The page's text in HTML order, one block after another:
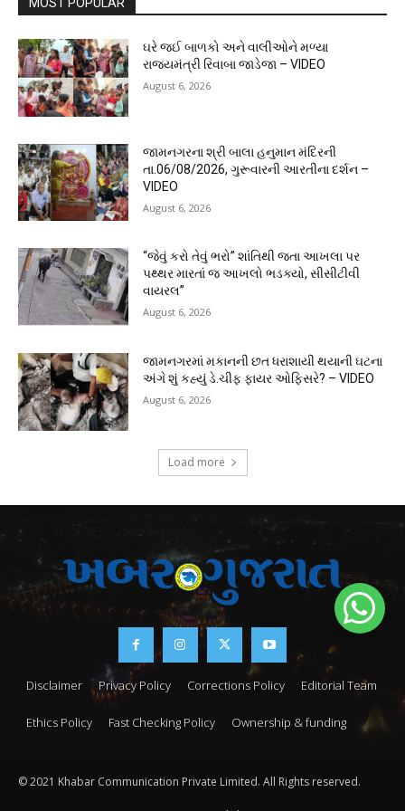
ઘરે જઈ બાળકો અને વાલીઓને મળ્યા
રાજ્યમંત્રી રિવાબા જાડેજા – VIDEO
August 6, 2026
જામનગરના શ્રી બાલા હનુમાન મંદિરની
તા.06/08/2026, ગુરૂવારની આરતીના દર્શન –
VIDEO
August 6, 2026
“જેવું કરો તેવું ભરો” શાંતિથી જતા આખલા પર
પથ્થર મારતાં જ આખલો ભડક્યો, સીસીટીવી
વાયરલ”
August 6, 2026
જામનગરમાં મકાનની છત ધરાશાયી થયાની ઘટના
અંગે શું કહ્યું ડે.ચીફ ફાયર ઓફિસરે? – VIDEO
August 6, 2026
Load more
Disclaimer Privacy Policy Corrections Policy Editorial Team
Ethics Policy Fast Checking Policy Ownership & funding
© 2021 Khabar Communication Private Limited. All Rights reserved.